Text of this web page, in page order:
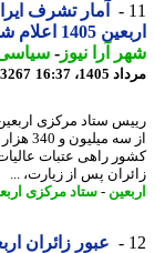
آمار تشرف ایرانی
اعلام شد
آرا نیوز-سیاسی-
16:37
ستاد مرکزی اربعین با
از سه میلیون و
پس از زیارت، ...
-ستاد مرکزی اربعین -